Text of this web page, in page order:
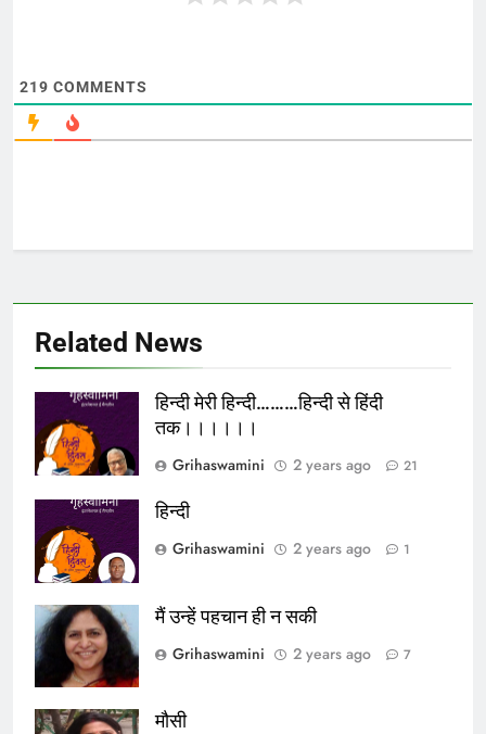
219 COMMENTS
Related News
हिन्दी मेरी हिन्दी………हिन्दी से हिंदी
तक।।।।।।
Grihaswamini
2 years ago 21
हिन्दी
Grihaswamini
2 years ago 1
मैं उन्हें पहचान ही न सकी
Grihaswamini
2 years ago 7
मौसी